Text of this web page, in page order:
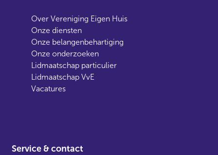
Over Vereniging Eigen Huis
Onze diensten
Onze belangenbehartiging
Onze onderzoeken
Lidmaatschap particulier
Lidmaatschap VvE
Vacatures
Service & contact